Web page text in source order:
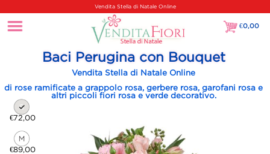
Vendita Stella di Natale Online
€0,00
€0,00
Baci Perugina con Bouquet
Vendita Stella di Natale Online
di rose ramificate a grappolo rosa, gerbere rosa, garofani rosa e
altri piccoli fiori rosa e verde decorativo.
€72,00
€89,00